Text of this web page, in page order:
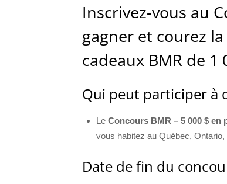
Inscrivez-vous au
gagner et courez
cadeaux BMR de 1
Qui peut participer à
Le Concours BMR – 5 000 $ en
vous habitez au Québec,
Date de fin du